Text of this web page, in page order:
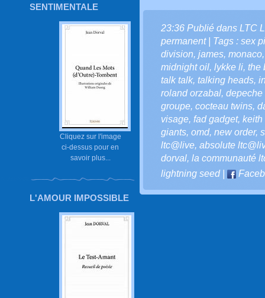
SENTIMENTALE
Cliquez sur l'image
ci-dessus pour en
savoir plus...
L'AMOUR IMPOSSIBLE
23:36 Publié dans LTC
permanent| Tags : sex
division, james, monaco
midnight oil, lykke li, the
talk talk, talking heads,
roland orzabal, depeche
groupe, cocteau twins,
visage, fad gadget, keith
giants, omd, new order,
ltc@live, absolute
dorval, la communauté
lightning seed|